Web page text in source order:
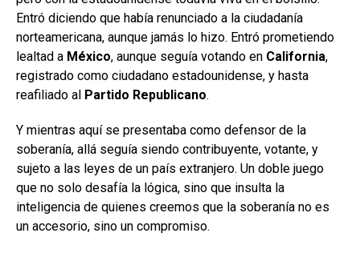
Entró diciendo que había renunciado a la ciudadanía
norteamericana, aunque jamás lo hizo. Entró prometiendo
lealtad a México, aunque seguía votando en California,
registrado como ciudadano estadounidense, y hasta
reafiliado al Partido Republicano.
Y mientras aquí se presentaba como defensor de la
soberanía, allá seguía siendo contribuyente, votante, y
sujeto a las leyes de un país extranjero. Un doble juego
que no solo desafía la lógica, sino que insulta la
inteligencia de quienes creemos que la soberanía no es
un accesorio, sino un compromiso.